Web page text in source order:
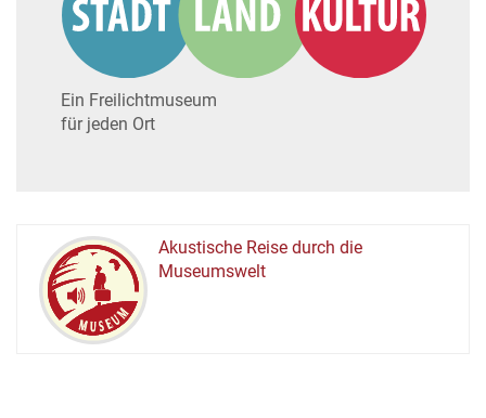
Ein Freilichtmuseum
für jeden Ort
MUSEUM
Akustische Reise durch die
Museumswelt